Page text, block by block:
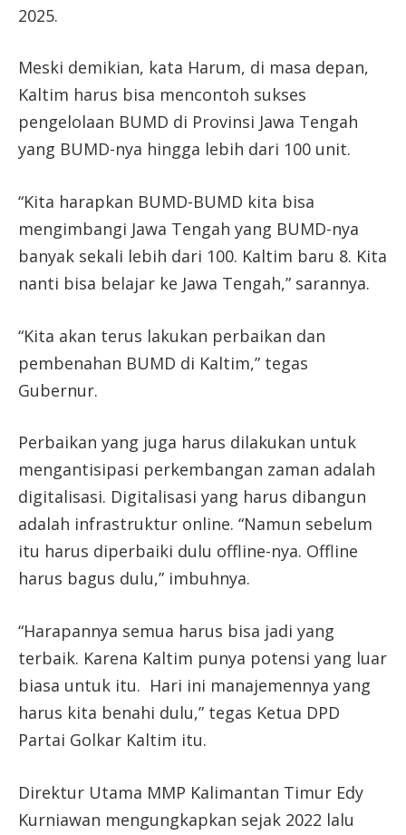
2025.
Meski demikian, kata Harum, di masa depan,
Kaltim harus bisa mencontoh sukses
pengelolaan BUMD di Provinsi Jawa Tengah
yang BUMD-nya hingga lebih dari 100 unit.
“Kita harapkan BUMD-BUMD kita bisa
mengimbangi Jawa Tengah yang BUMD-nya
banyak sekali lebih dari 100. Kaltim baru 8. Kita
nanti bisa belajar ke Jawa Tengah,” sarannya.
“Kita akan terus lakukan perbaikan dan
pembenahan BUMD di Kaltim,” tegas
Gubernur.
Perbaikan yang juga harus dilakukan untuk
mengantisipasi perkembangan zaman adalah
digitalisasi. Digitalisasi yang harus dibangun
adalah infrastruktur online. “Namun sebelum
itu harus diperbaiki dulu offline-nya. Offline
harus bagus dulu,” imbuhnya.
“Harapannya semua harus bisa jadi yang
terbaik. Karena Kaltim punya potensi yang luar
biasa untuk itu. Hari ini manajemennya yang
harus kita benahi dulu,” tegas Ketua DPD
Partai Golkar Kaltim itu.
Direktur Utama MMP Kalimantan Timur Edy
Kurniawan mengungkapkan sejak 2022 lalu